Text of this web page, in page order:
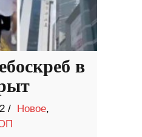
в
/ Новое,